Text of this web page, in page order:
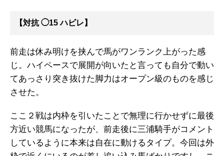
【対抗 ◯15 ハビレ】
前走は休み明けを挟んで馬がワンランク上がった感
じ。ハイペースで展開が向いたと言っても自分で動い
てあっさり突き抜けた脚力はオープン級のものを感じ
させた。
ここ２戦は内枠を引いたことで無理に行かせずに最後
方近い競馬になったが、前走後に三浦騎手がコメント
しているように本来は自在に動けるタイプ。今回は外